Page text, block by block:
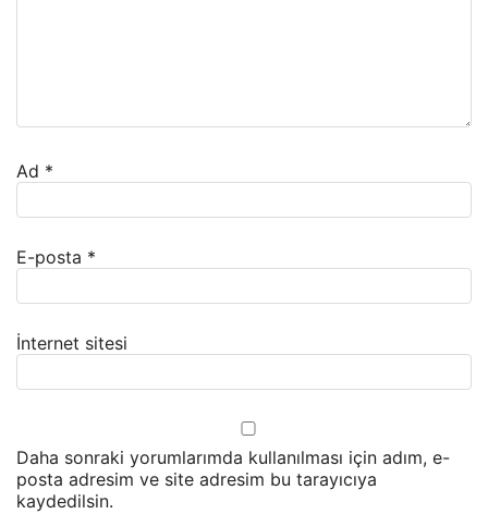
Ad *
E-posta *
İnternet sitesi
Daha sonraki yorumlarımda kullanılması için adım, e-
posta adresim ve site adresim bu tarayıcıya
kaydedilsin.